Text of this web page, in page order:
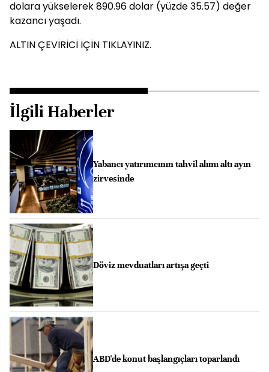
dolara yükselerek 890.96 dolar (yüzde 35.57) değer
kazancı yaşadı.
ALTIN ÇEVİRİCİ İÇİN TIKLAYINIZ.
İlgili Haberler
Yabancı yatırımcının tahvil alımı altı ayın
zirvesinde
Döviz mevduatları artışa geçti
ABD'de konut başlangıçları toparlandı